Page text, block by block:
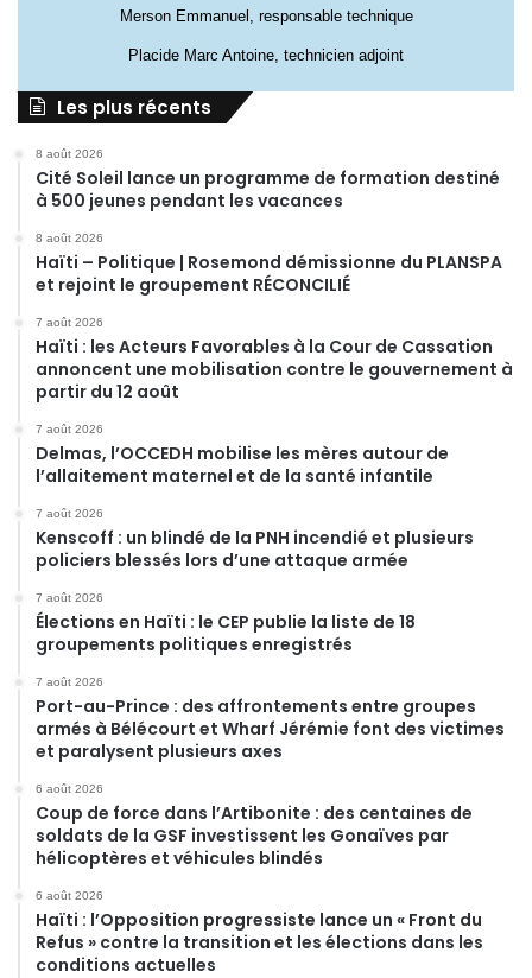
Merson Emmanuel, responsable technique
Placide Marc Antoine, technicien adjoint
Les plus récents
8 août 2026
Cité Soleil lance un programme de formation destiné
à 500 jeunes pendant les vacances
8 août 2026
Haïti – Politique | Rosemond démissionne du PLANSPA
et rejoint le groupement RÉCONCILIÉ
7 août 2026
Haïti : les Acteurs Favorables à la Cour de Cassation
annoncent une mobilisation contre le gouvernement à
partir du 12 août
7 août 2026
Delmas, l’OCCEDH mobilise les mères autour de
l’allaitement maternel et de la santé infantile
7 août 2026
Kenscoff : un blindé de la PNH incendié et plusieurs
policiers blessés lors d’une attaque armée
7 août 2026
Élections en Haïti : le CEP publie la liste de 18
groupements politiques enregistrés
7 août 2026
Port-au-Prince : des affrontements entre groupes
armés à Bélécourt et Wharf Jérémie font des victimes
et paralysent plusieurs axes
6 août 2026
Coup de force dans l’Artibonite : des centaines de
soldats de la GSF investissent les Gonaïves par
hélicoptères et véhicules blindés
6 août 2026
Haïti : l’Opposition progressiste lance un « Front du
Refus » contre la transition et les élections dans les
conditions actuelles